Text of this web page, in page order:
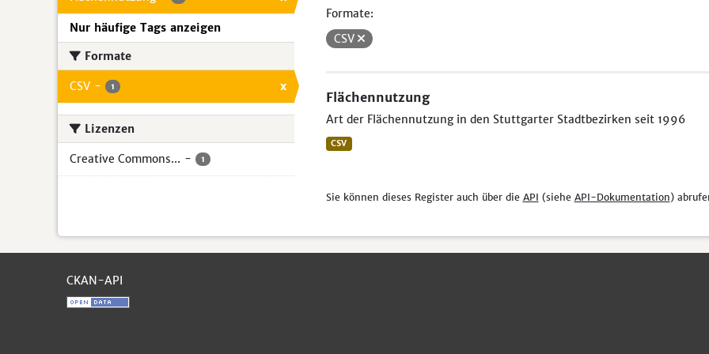
Nur häufige Tags anzeigen
Formate
CSV - 1 x
Lizenzen
Creative Commons... - 1
Formate:
CSV
Flächennutzung
Art der Flächennutzung in den Stuttgarter Stadtbezirken seit 1996
CSV
Sie können dieses Register auch über die API (siehe API-Dokumentation)
CKAN-API